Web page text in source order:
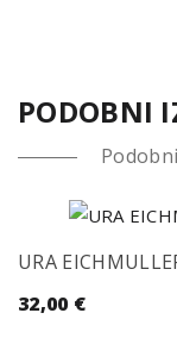
PODOBNI
URA
32,00 €